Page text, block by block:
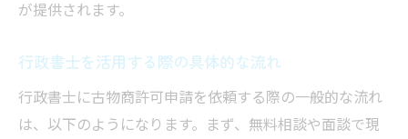
が提供されます。
行政書士を活用する際の具体的な流れ
行政書士に古物商許可申請を依頼する際の一般的な流れ
は、以下のようになります。まず、無料相談や面談で現